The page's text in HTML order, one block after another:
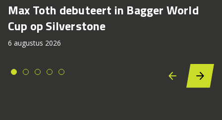
Max Toth debuteert in Bagger World
Cup op Silverstone
6 augustus 2026